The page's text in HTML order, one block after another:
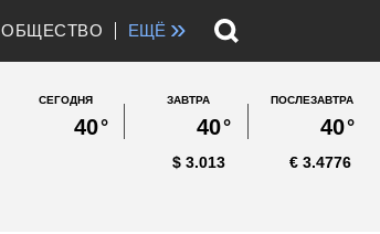
ОБЩЕСТВО ЕЩЁ »
СЕГОДНЯ
40°
ЗАВТРА
40°
ПОСЛЕЗАВТРА
40°
3.013
$ 3.4776
€